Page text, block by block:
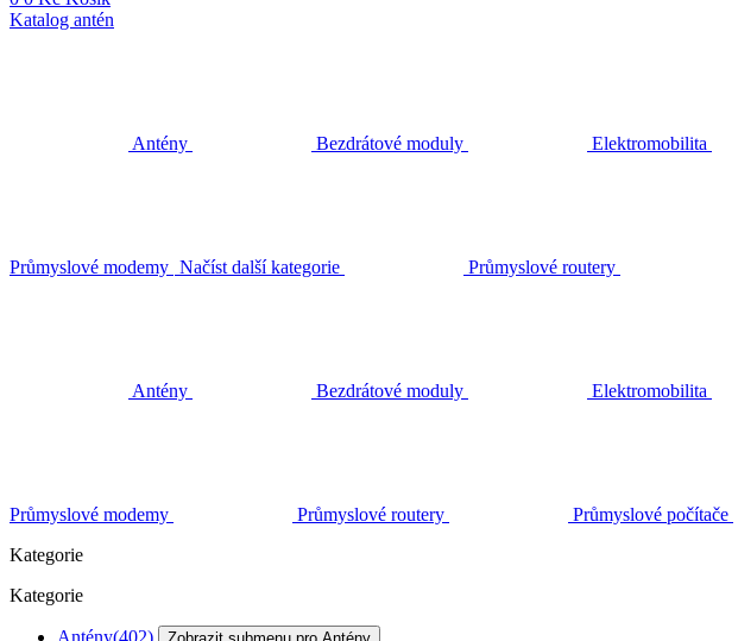
Katalog antén
Antény Bezdrátové moduly Elektromobilita
Průmyslové modemy Načíst další kategorie Průmyslové routery
Antény Bezdrátové moduly Elektromobilita
Průmyslové modemy Průmyslové routery Průmyslové počítače
Kategorie
Kategorie
Antény(402)